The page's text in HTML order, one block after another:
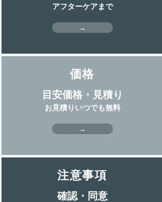
アフターケアまで
→
価格
目安価格・見積り
お見積りいつでも無料
→
注意事項
確認・同意